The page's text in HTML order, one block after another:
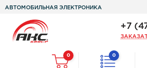
АВТОМОБИЛЬНАЯ ЭЛЕКТРОНИКА
+7
0 0